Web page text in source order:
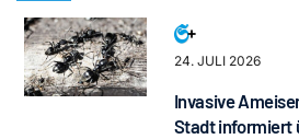
24. JULI 2026
Invasive
Stadt informiert